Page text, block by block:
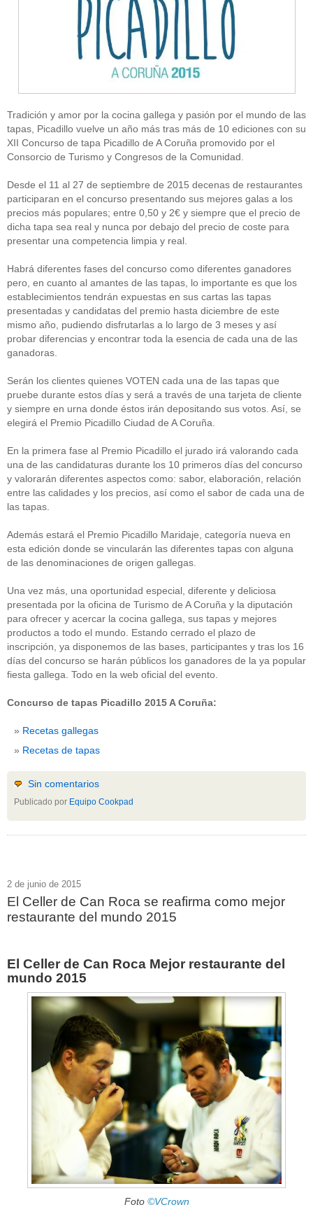
Tradición y amor por la cocina gallega y pasión por el mundo de las
tapas, Picadillo vuelve un año más tras más de 10 ediciones con su
XII Concurso de tapa Picadillo de A Coruña promovido por el
Consorcio de Turismo y Congresos de la Comunidad.
Desde el 11 al 27 de septiembre de 2015 decenas de restaurantes
participaran en el concurso presentando sus mejores galas a los
precios más populares; entre 0,50 y 2€ y siempre que el precio de
dicha tapa sea real y nunca por debajo del precio de coste para
presentar una competencia limpia y real.
Habrá diferentes fases del concurso como diferentes ganadores
pero, en cuanto al amantes de las tapas, lo importante es que los
establecimientos tendrán expuestas en sus cartas las tapas
presentadas y candidatas del premio hasta diciembre de este
mismo año, pudiendo disfrutarlas a lo largo de 3 meses y así
probar diferencias y encontrar toda la esencia de cada una de las
ganadoras.
Serán los clientes quienes VOTEN cada una de las tapas que
pruebe durante estos días y será a través de una tarjeta de cliente
y siempre en urna donde éstos irán depositando sus votos. Así, se
elegirá el Premio Picadillo Ciudad de A Coruña.
En la primera fase al Premio Picadillo el jurado irá valorando cada
una de las candidaturas durante los 10 primeros días del concurso
y valorarán diferentes aspectos como: sabor, elaboración, relación
entre las calidades y los precios, así como el sabor de cada una de
las tapas.
Además estará el Premio Picadillo Maridaje, categoría nueva en
esta edición donde se vincularán las diferentes tapas con alguna
de las denominaciones de origen gallegas.
Una vez más, una oportunidad especial, diferente y deliciosa
presentada por la oficina de Turismo de A Coruña y la diputación
para ofrecer y acercar la cocina gallega, sus tapas y mejores
productos a todo el mundo. Estando cerrado el plazo de
inscripción, ya disponemos de las bases, participantes y tras los 16
días del concurso se harán públicos los ganadores de la ya popular
fiesta gallega. Todo en la web oficial del evento.
Concurso de tapas Picadillo 2015 A Coruña:
Recetas gallegas
Recetas de tapas
Sin comentarios
Publicado por Equipo Cookpad
2 de junio de 2015
El Celler de Can Roca se reafirma como mejor
restaurante del mundo 2015
El Celler de Can Roca Mejor restaurante del
mundo 2015
Foto ©VCrown